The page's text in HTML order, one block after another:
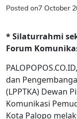
Posted on7 October
* Silaturrahmi
Forum
dan
(LPPTKA) Dewan
Komunikasi
Kota Palopo